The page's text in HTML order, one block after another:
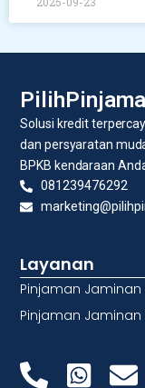
Solusi kredit
dan persyaratan
BPKB kendaraan
081239476292
Layanan
Pinjaman Jaminan
Pinjaman Jaminan